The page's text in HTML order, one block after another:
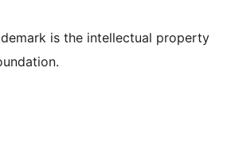
is the intellectual property